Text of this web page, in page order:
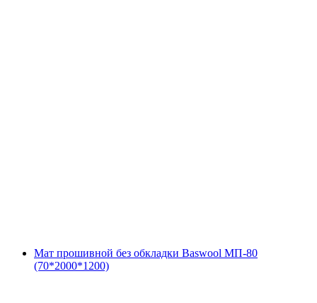
Мат прошивной без обкладки Baswool МП-80
(70*2000*1200)